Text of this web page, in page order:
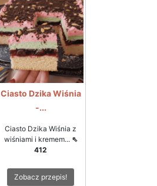
Ciasto Dzika Wiśnia
-...
Ciasto Dzika Wiśnia z
wiśniami i kremem... ⇖
412
Zobacz przepis!